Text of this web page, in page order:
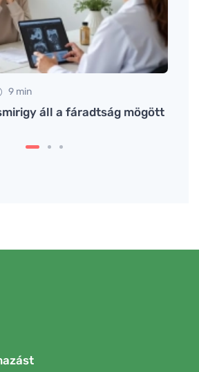
9 min
áll a fáradtság mögött